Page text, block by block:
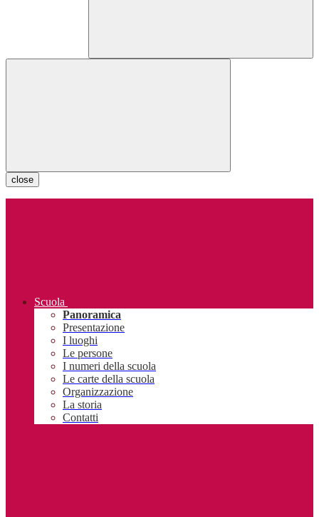
close
Scuola
Panoramica
Presentazione
I luoghi
Le persone
I numeri della scuola
Le carte della scuola
Organizzazione
La storia
Contatti